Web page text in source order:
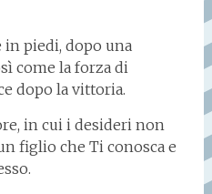
in piedi, dopo una
come la forza di
dopo la vittoria.
in cui i desideri non
figlio che Ti conosca e